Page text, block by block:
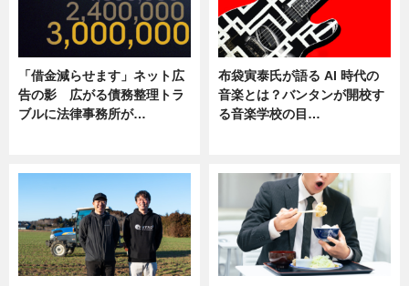
「借金減らせます」ネット広
告の影 広がる債務整理トラ
ブルに法律事務所が…
布袋寅泰氏が語る AI 時代の
音楽とは？バンタンが開校す
る音楽学校の目…